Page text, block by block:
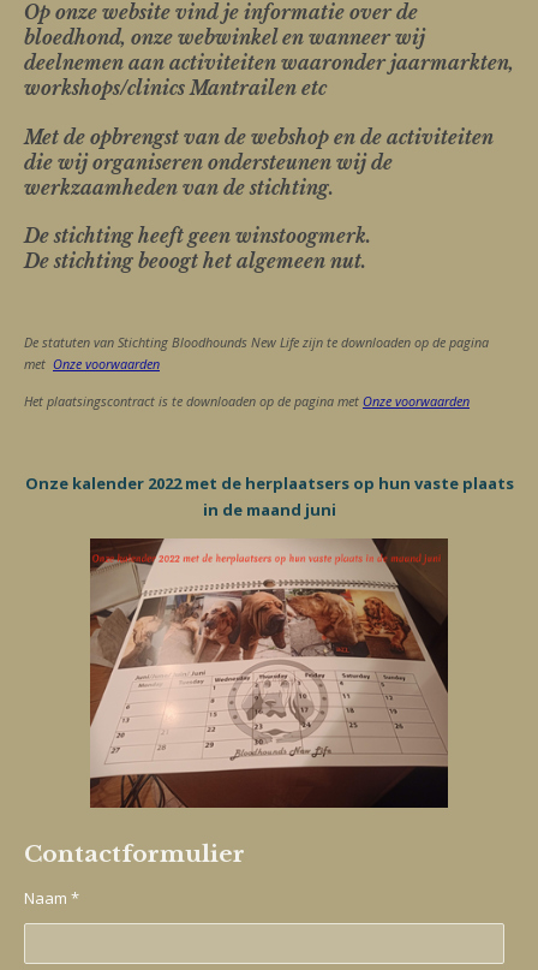
Op onze website vind je informatie over de
bloedhond, onze webwinkel en wanneer wij
deelnemen aan activiteiten waaronder jaarmarkten,
workshops/clinics Mantrailen etc
Met de opbrengst van de webshop en de activiteiten
die wij organiseren ondersteunen wij de
werkzaamheden van de stichting.
De stichting heeft geen winstoogmerk.
De stichting beoogt het algemeen nut.
De statuten van Stichting Bloodhounds New Life zijn te downloaden op de pagina
met Onze voorwaarden
Het plaatsingscontract is te downloaden op de pagina met Onze voorwaarden
Onze kalender 2022 met de herplaatsers op hun vaste plaats
in de maand juni
Contactformulier
Naam *